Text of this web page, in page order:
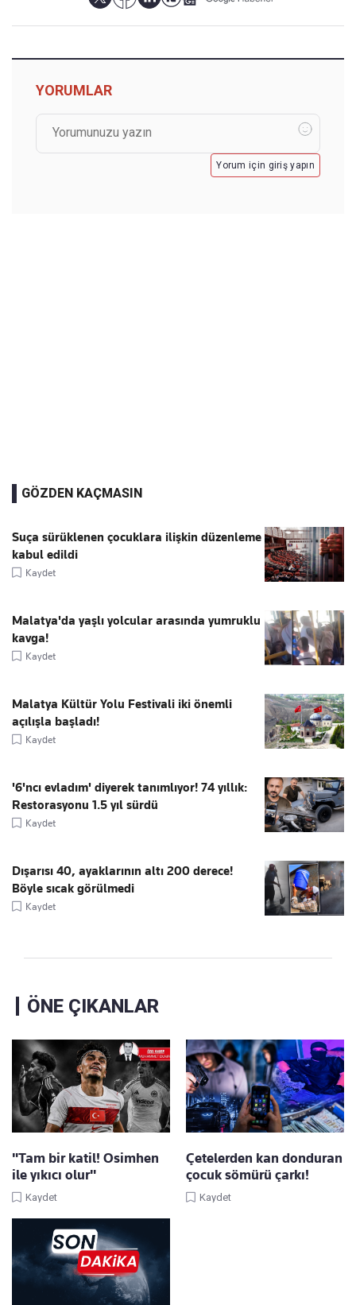
YORUMLAR
Yorum için giriş yapın
GÖZDEN KAÇMASIN
Suça sürüklenen çocuklara ilişkin düzenleme
kabul edildi
Kaydet
Malatya'da yaşlı yolcular arasında yumruklu
kavga!
Kaydet
Malatya Kültür Yolu Festivali iki önemli
açılışla başladı!
Kaydet
'6'ncı evladım' diyerek tanımlıyor! 74 yıllık:
Restorasyonu 1.5 yıl sürdü
Kaydet
Dışarısı 40, ayaklarının altı 200 derece!
Böyle sıcak görülmedi
Kaydet
ÖNE ÇIKANLAR
"Tam bir katil! Osimhen
ile yıkıcı olur"
Kaydet
Çetelerden kan donduran
çocuk sömürü çarkı!
Kaydet